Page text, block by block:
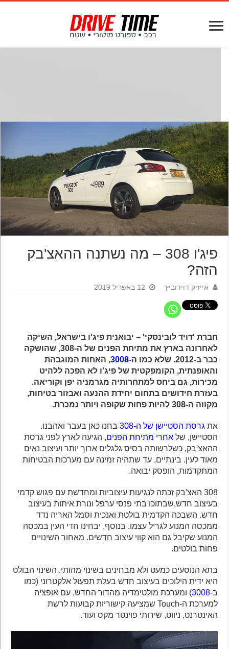
פיג'ו 308 – מה נשתנה ההאצ'בק
הזה?
אייזיק דוידוביץ 12 באפריל 2019
חברת 'דויד לובינסקי' – יבואנית פיג'ו בישראל, השיקה
לאחרונה בארץ את מתיחת הפנים של ה-308, שהושקה
כבר ב-2012. שלא כמו ה-
3008, האחות המוגבהת
והאופנתית, הקומפקטית של פיג'ו לא הפכה ללהיט
מכירות, גם ביחס למתחרותיה מגרמניה יפן וקוריאה.
בעזרת חידושים בתחום יחידת ההנעה ואבזור בטיחות,
מקווה ה-308 להיות פחות שקופה ויותר נמכרת.
אתגרסת הסטיישן של ה-308
בחנו כאן בעבר ואהבנו.
הסטיישן, שלאחרי מתיחת הפנים, הגיעה לארץ לפני גרסת
ההאצ'בק, כשלרשותה בסיס גלגלים ארוך יותר ועיצוב נאים
מאוד לעין. בינתיים, עד שתהיה זמינה עם מערכות הבטיחות
המתקדמות, הופסק יבואה.
308 האצ'בק זכתה לנגיעות עיצוביות ומחדשת עם פגוש קדמי
בעיצוב חדש,שבתוכו בתי פנסי ערפל ונורת איתות בעיצוב
חדש. השבכה הקדמית בולטת ואנכית וסמל האריה נדד
ממכסה המנוע לגריל עצמו. בנוסף, יבחינו חדי העין במכסה
המנוע שקיבל גם הוא קווי עיצוב חדשים. מאחור השינויים
פחות בולטים.
בתא הנוסעים כמעט ולא מבחינים בשינוי מהותי. השינוי הבולט
היא ידית הילוכים בעיצוב חדש בעלת תפעול אלקטרוני (כמו
3008) ומערכת מולטימדיה מהדור החדש, עם אופציה
למערכת ה-Touch שמציעה קישוריות קבועות לרשת
האינטרנט, ניווט, שירותי פוינטר מקס ועוד.